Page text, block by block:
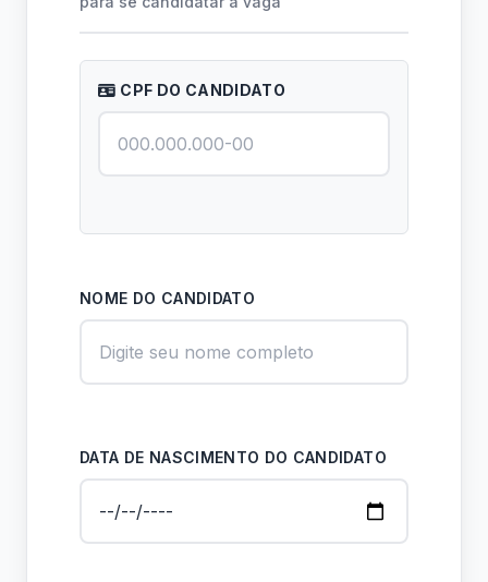
CPF DO CANDIDATO
NOME DO CANDIDATO
DATA DE NASCIMENTO DO CANDIDATO